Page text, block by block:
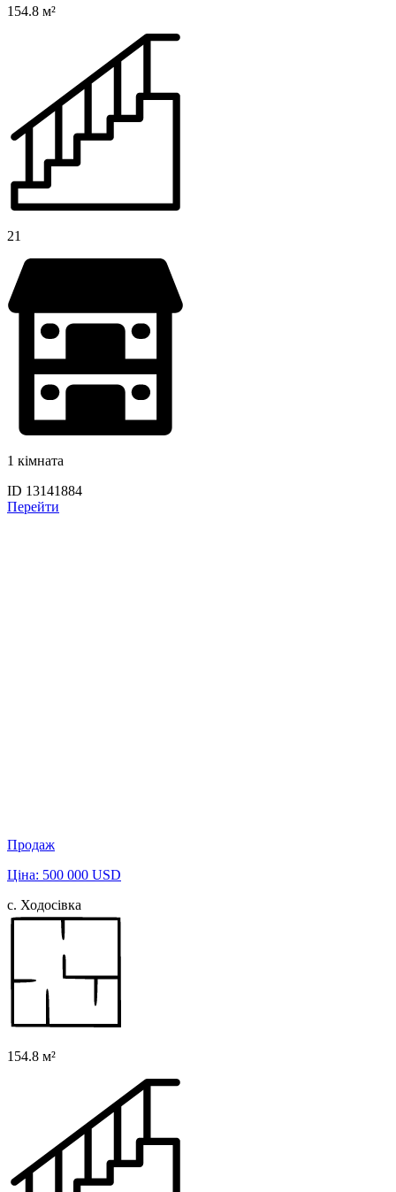
154.8 м²
21
1 кімната
ID 13141884
Перейти
Продаж
Ціна: 500 000 USD
с. Ходосівка
154.8 м²